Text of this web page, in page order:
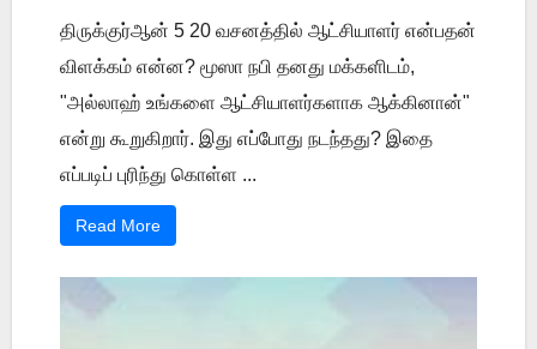
திருக்குர்ஆன் 5 20 வசனத்தில் ஆட்சியாளர் என்பதன்
விளக்கம் என்ன? மூஸா நபி தனது மக்களிடம்,
"அல்லாஹ் உங்களை ஆட்சியாளர்களாக ஆக்கினான்"
என்று கூறுகிறார். இது எப்போது நடந்தது? இதை
எப்படிப் புரிந்து கொள்ள ...
Read More